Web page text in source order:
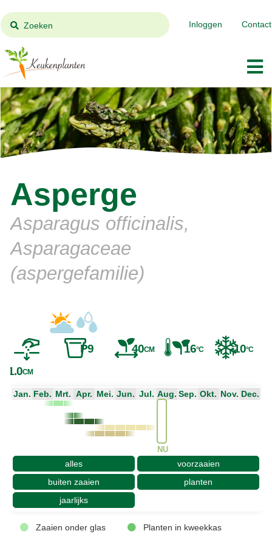
Contact
Inloggen
Zoeken
Asperge
Asparagus officinalis,
Asparagaceae
(aspergefamilie)
°C
-10
°C
16
CM
40
P9
CM
1.0
Jan. Feb. Mrt. Apr. Mei. Jun. Jul. Aug. Sep. Okt. Nov. Dec.
NU
alles
voorzaaien
buiten zaaien
planten
jaarlijks
Zaaien onder glas Planten in kweekkas